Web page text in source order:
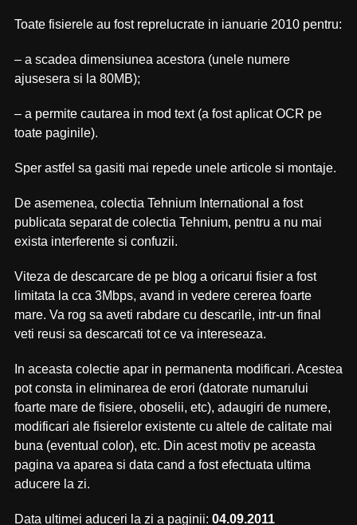
Toate fisierele au fost reprelucrate in ianuarie 2010 pentru:
– a scadea dimensiunea acestora (unele numere
ajusesera si la 80MB);
– a permite cautarea in mod text (a fost aplicat OCR pe
toate paginile).
Sper astfel sa gasiti mai repede unele articole si montaje.
De asemenea, colectia Tehnium International a fost
publicata separat de colectia Tehnium, pentru a nu mai
exista interferente si confuzii.
Viteza de descarcare de pe blog a oricarui fisier a fost
limitata la cca 3Mbps, avand in vedere cererea foarte
mare. Va rog sa aveti rabdare cu descarile, intr-un final
veti reusi sa descarcati tot ce va intereseaza.
In aceasta colectie apar in permanenta modificari. Acestea
pot consta in eliminarea de erori (datorate numarului
foarte mare de fisiere, oboselii, etc), adaugiri de numere,
modificari ale fisierelor existente cu altele de calitate mai
buna (eventual color), etc. Din acest motiv pe aceasta
pagina va aparea si data cand a fost efectuata ultima
aducere la zi.
Data ultimei aduceri la zi a paginii: 04.09.2011